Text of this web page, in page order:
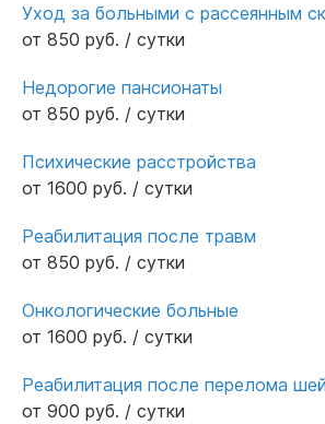
Уход за больными с рассеянным
от 850 руб. / сутки
Недорогие пансионаты
от 850 руб. / сутки
Психические расстройства
от 1600 руб. / сутки
Реабилитация после травм
от 850 руб. / сутки
Онкологические больные
от 1600 руб. / сутки
Реабилитация после перелома
от 900 руб. / сутки